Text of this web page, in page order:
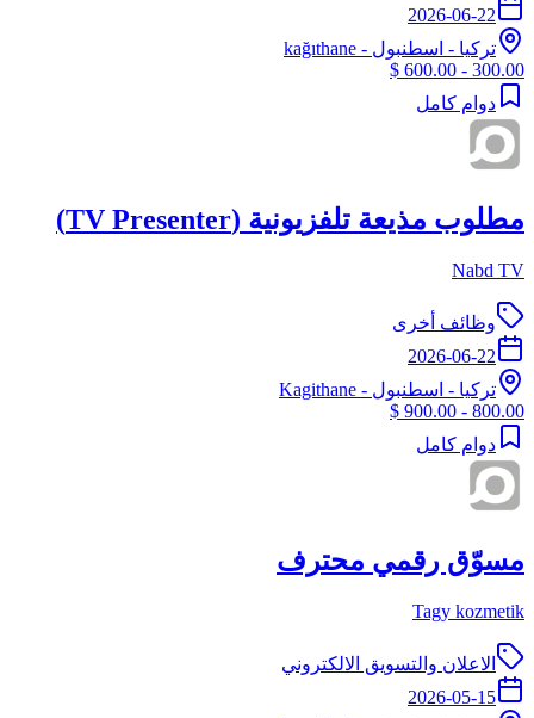
2026-06-22
تركيا - اسطنبول - kağıthane
300.00 - 600.00 $
دوام كامل
مطلوب مذيعة تلفزيونية (TV Presenter)
Nabd TV
وظائف أخرى
2026-06-22
تركيا - اسطنبول - Kagithane
800.00 - 900.00 $
دوام كامل
مسوّق رقمي محترف
Tagy kozmetik
الاعلان والتسويق الالكتروني
2026-05-15